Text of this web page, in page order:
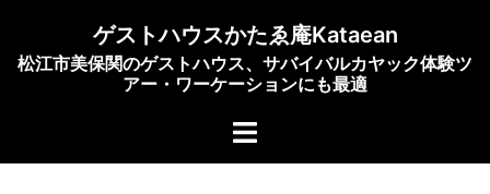
ゲストハウスかたゑ庵Kataean
松江市美保関のゲストハウス、サバイバルカヤック体験ツ
アー・ワーケーションにも最適
ト